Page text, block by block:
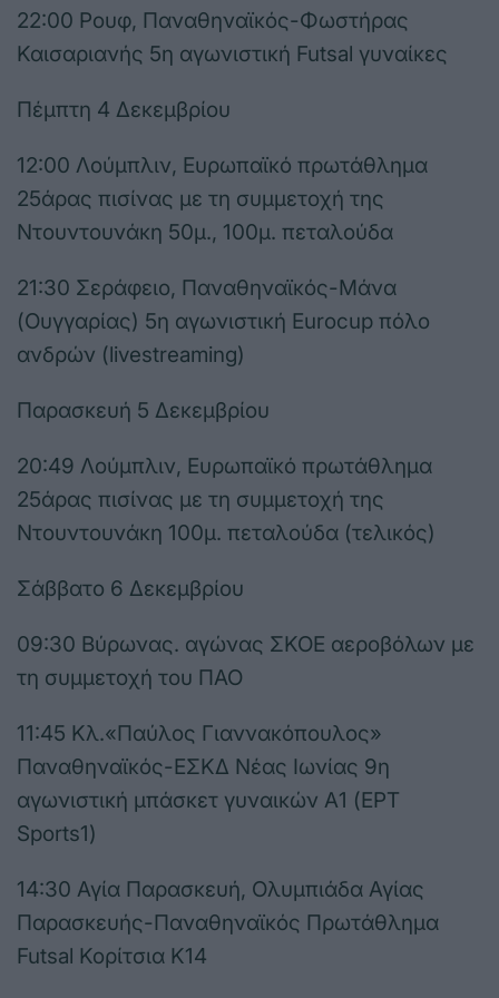
22:00 Ρουφ, Παναθηναϊκός-Φωστήρας
Καισαριανής 5η αγωνιστική Futsal γυναίκες
Πέμπτη 4 Δεκεμβρίου
12:00 Λούμπλιν, Ευρωπαϊκό πρωτάθλημα
25άρας πισίνας με τη συμμετοχή της
Ντουντουνάκη 50μ., 100μ. πεταλούδα
21:30 Σεράφειο, Παναθηναϊκός-Μάνα
(Ουγγαρίας) 5η αγωνιστική Eurocup πόλο
ανδρών (livestreaming)
Παρασκευή 5 Δεκεμβρίου
20:49 Λούμπλιν, Ευρωπαϊκό πρωτάθλημα
25άρας πισίνας με τη συμμετοχή της
Ντουντουνάκη 100μ. πεταλούδα (τελικός)
Σάββατο 6 Δεκεμβρίου
09:30 Βύρωνας. αγώνας ΣΚΟΕ αεροβόλων με
τη συμμετοχή του ΠΑΟ
11:45 Κλ.«Παύλος Γιαννακόπουλος»
Παναθηναϊκός-ΕΣΚΔ Νέας Ιωνίας 9η
αγωνιστική μπάσκετ γυναικών Α1 (ΕΡΤ
Sports1)
14:30 Αγία Παρασκευή, Ολυμπιάδα Αγίας
Παρασκευής-Παναθηναϊκός Πρωτάθλημα
Futsal Κορίτσια Κ14